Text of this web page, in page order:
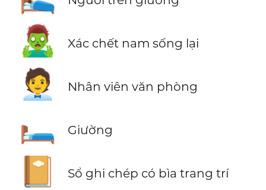
🧟‍♂️ Xác chết nam sống lại
🧑‍💼 Nhân viên văn phòng
🛏️ Giường
📔 Sổ ghi chép có bìa trang trí